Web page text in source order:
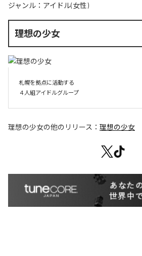
ジャンル： アイドル(女性)
理想の少女
札幌を拠点に活動する
４人組アイドルグループ
理想の少女の他のリリース： 理想の少女